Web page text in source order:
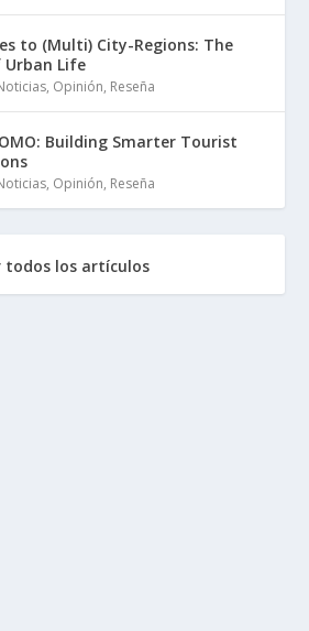
to (Multi) City-Regions: The
Life
, Opinión, Reseña
Building Smarter Tourist
, Opinión, Reseña
todos los artículos